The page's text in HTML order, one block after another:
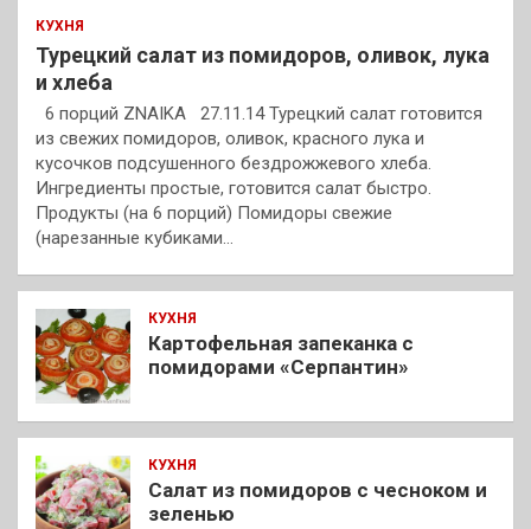
КУХНЯ
Турецкий салат из помидоров, оливок, лука
и хлеба
6 порций ZNAIKA 27.11.14 Турецкий салат готовится
из свежих помидоров, оливок, красного лука и
кусочков подсушенного бездрожжевого хлеба.
Ингредиенты простые, готовится салат быстро.
Продукты (на 6 порций) Помидоры свежие
(нарезанные кубиками…
КУХНЯ
Картофельная запеканка с
помидорами «Серпантин»
КУХНЯ
Салат из помидоров с чесноком и
зеленью